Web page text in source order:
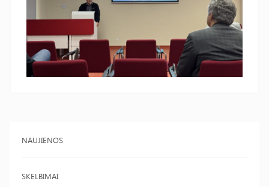
NAUJIENOS
SKELBIMAI